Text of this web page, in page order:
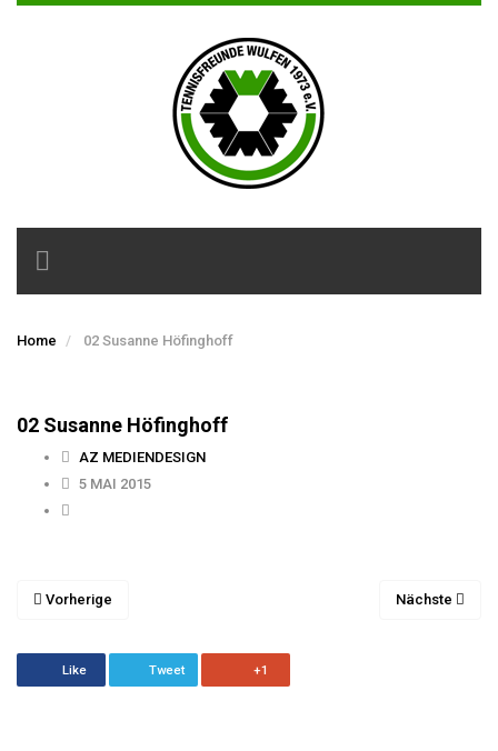
Toggle
navigation
Home 02 Susanne Höfinghoff
02 Susanne Höfinghoff
AZ MEDIENDESIGN
5 MAI 2015
Vorherige Nächste
Like Tweet +1